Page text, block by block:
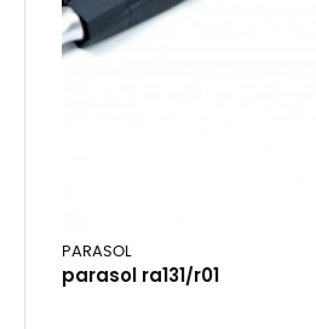
PARASOL
parasol ra131/r01